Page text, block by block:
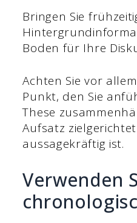
Bringen Sie
Boden für Ihre
Achten Sie vor
Punkt, den Sie
These
Aufsatz
aussagekräftig ist.
Verwenden